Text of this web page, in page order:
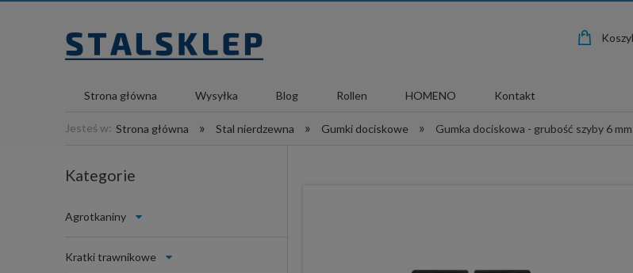
Strona główna Wysyłka Blog Rollen HOMENO Kontakt
Jesteś w: Strona główna » Stal nierdzewna » Gumki dociskowe » Gumka dociskowa - grubość szyby 6
Kategorie
Agrotkaniny
Kratki trawnikowe